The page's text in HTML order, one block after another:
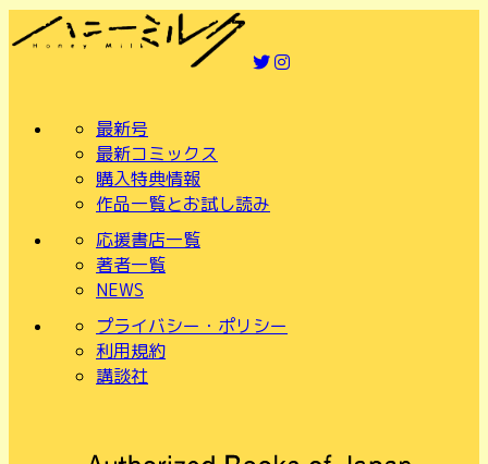
最新号
最新コミックス
購入特典情報
作品一覧とお試し読み
応援書店一覧
著者一覧
NEWS
プライバシー・ポリシー
利用規約
講談社